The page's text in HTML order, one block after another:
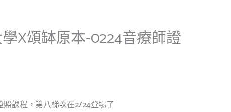
X頌缽原本-0224音療師證
課程，第八梯次在2/24登場了